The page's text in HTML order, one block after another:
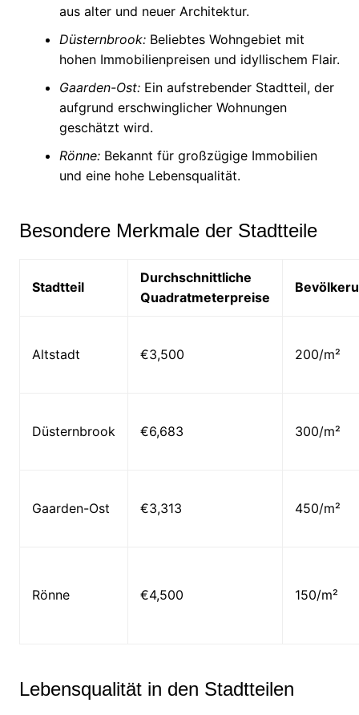
aus alter und neuer Architektur.
Düsternbrook:Beliebtes Wohngebiet mit
hohen Immobilienpreisen und idyllischem Flair.
Gaarden-Ost:Ein aufstrebender Stadtteil, der
aufgrund erschwinglicher Wohnungen
geschätzt wird.
Rönne:Bekannt für großzügige Immobilien
und eine hohe Lebensqualität.
Besondere Merkmale der Stadtteile
Stadtteil
Durchschnittliche
Quadratmeterpreise
Altstadt €3,500 200/m²
Düsternbrook €6,683 300/m²
Gaarden-Ost €3,313 450/m²
Rönne €4,500 150/m²
Lebensqualität in den Stadtteilen